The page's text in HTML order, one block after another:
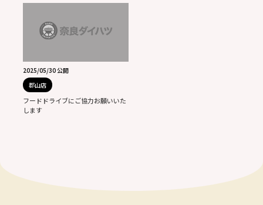
2025/05/30 公開
郡山店
フードドライブにご協力お願いいた
します